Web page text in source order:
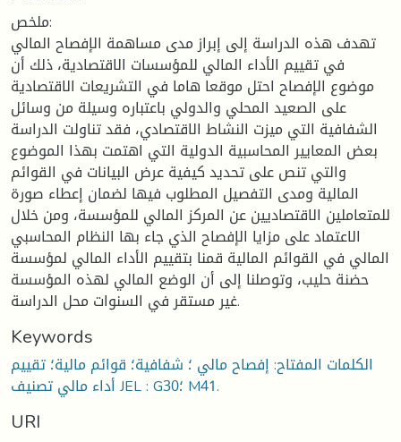
ملخص:
تهدف هذه الدراسة إلى إبراز مدى مساهمة الإفصاح المالي
في تقييم الأداء المالي للمؤسسات الاقتصادية، ذلك أن
موضوع الإفصاح احتل موقعا هاما في التشريعات الاقتصادية
على الصعيد المحلي والدولي باعتباره وسيلة من وسائل
الشفافية التي ميزت النشاط الاقتصادي، فقد تناولت الدراسة
بعض المعايير المحاسبية الدولية التي اهتمت بهذا الموضوع
والتي تنص على تحديد كيفية عرض البيانات في القوائم
المالية ومدى التفصيل المطلوب فيها لضمان إعطاء صورة
للمتعاملين الاقتصاديين عن المركز المالي للمؤسسة، ومن خلال
الاعتماد على مزايا الإفصاح الذي جاء بها النظام المحاسبي
المالي في القوائم المالية قمنا بتقييم الأداء المالي لمؤسسة
حضنة حليب، وتوصلنا إلى أن الوضع المالي لهذه المؤسسة
غير مستقر في السنوات محل الدراسة.
Keywords
الكلمات المفتاح: إفصاح مالي ؛ شفافية؛ قوائم مالية؛ تقييم
أداء مالي تصنيف JEL : G30؛ M41.
URI